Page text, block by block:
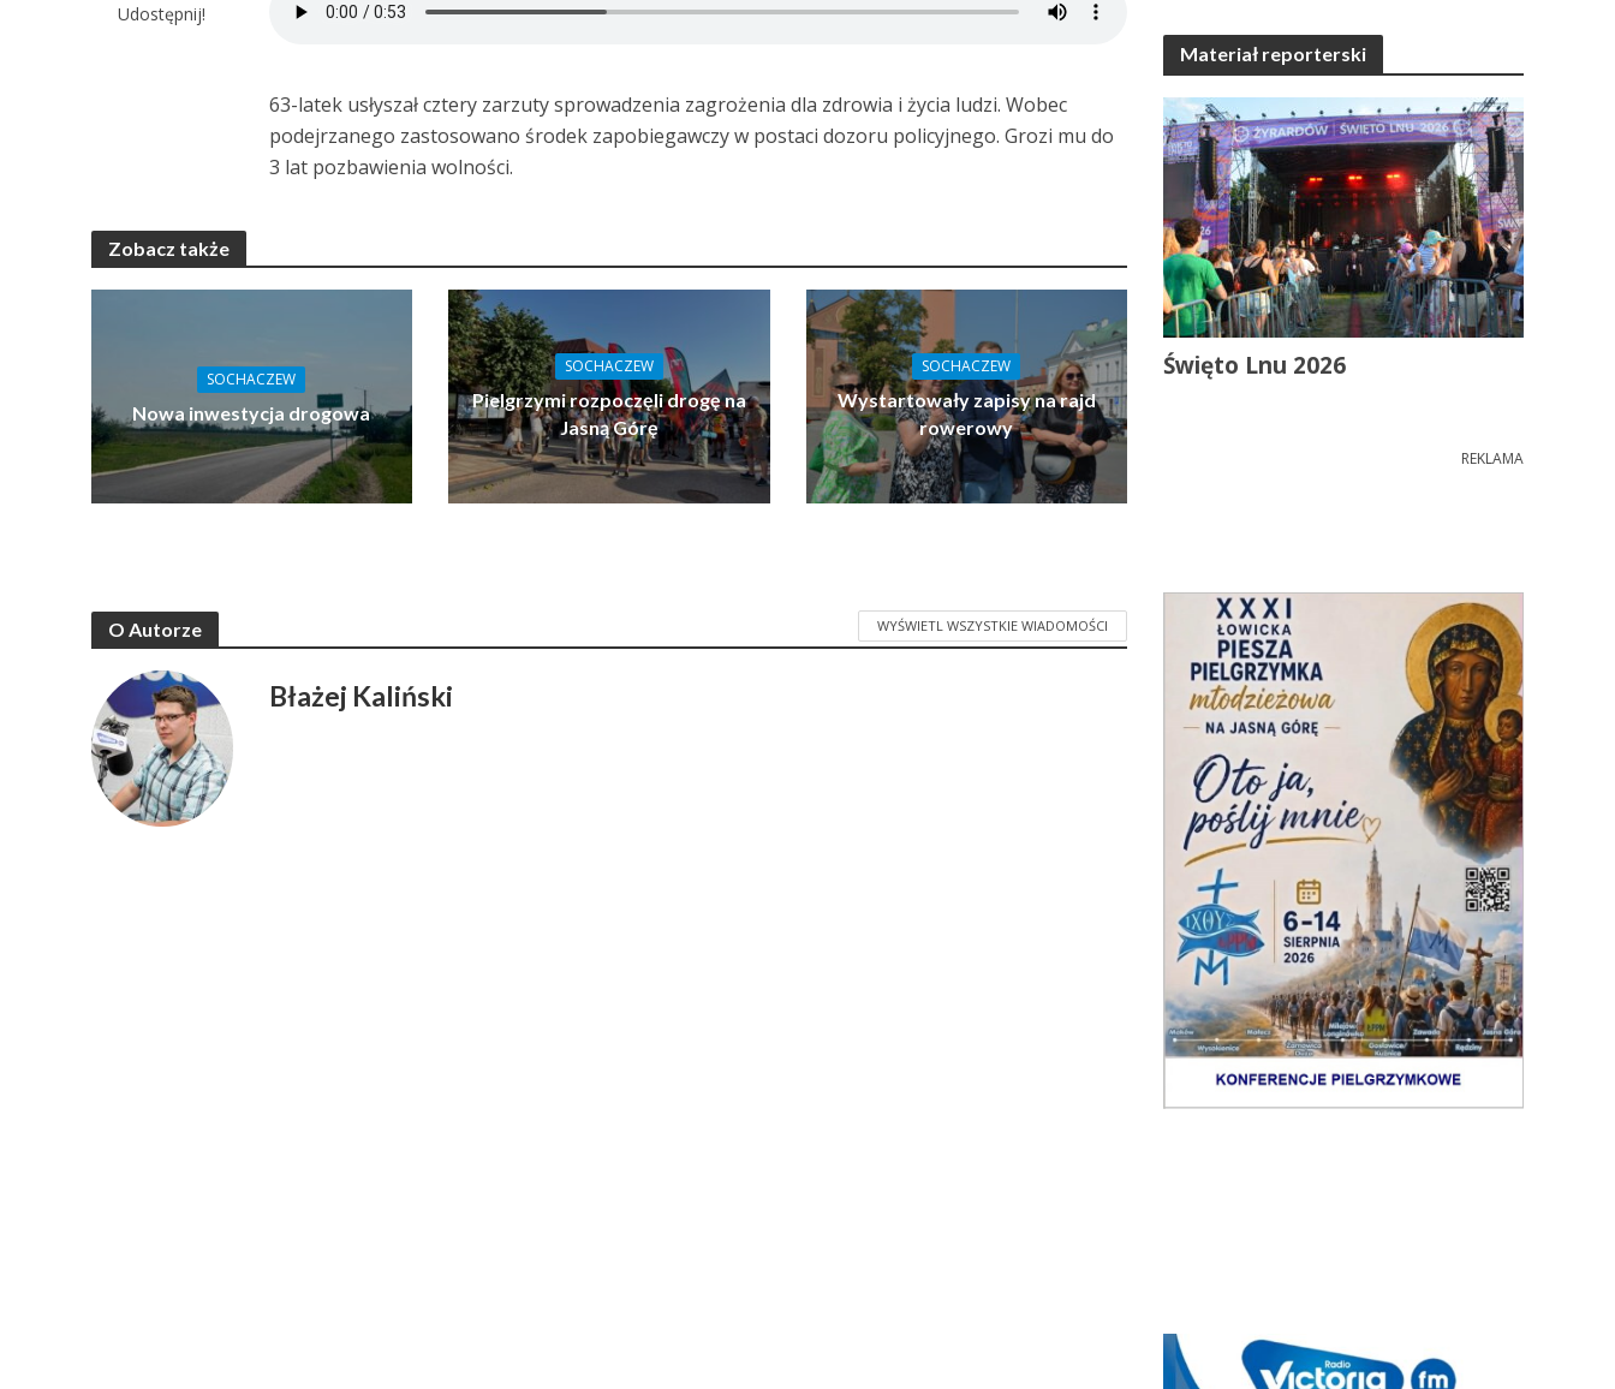
Udostępnij!
63-latek usłyszał cztery zarzuty sprowadzenia zagrożenia dla zdrowia i życia ludzi. Wobec
podejrzanego zastosowano środek zapobiegawczy w postaci dozoru policyjnego. Grozi mu do
3 lat pozbawienia wolności.
Zobacz także
SOCHACZEW
Nowa inwestycja drogowa
SOCHACZEW
Pielgrzymi rozpoczęli drogę na
Jasną Górę
SOCHACZEW
Wystartowały zapisy na rajd
rowerowy
O Autorze WYŚWIETL WSZYSTKIE WIADOMOŚCI
Błażej Kaliński
Materiał reporterski
Święto Lnu 2026
REKLAMA